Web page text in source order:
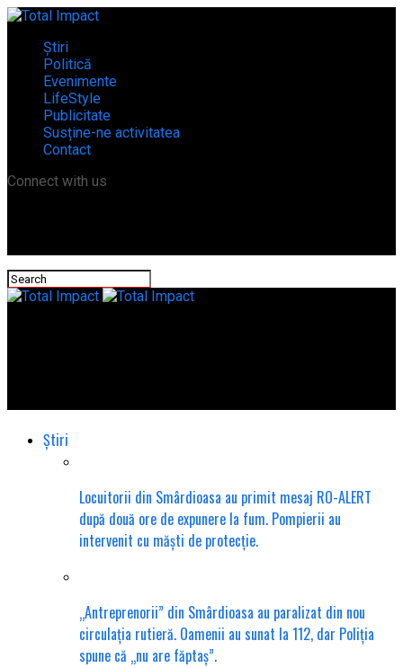
Știri
Politică
Evenimente
LifeStyle
Publicitate
Susține-ne activitatea
Contact
Connect with us
Știri
Locuitorii din Smârdioasa au primit mesaj RO-ALERT
după două ore de expunere la fum. Pompierii au
intervenit cu măști de protecție.
„Antreprenorii” din Smârdioasa au paralizat din nou
circulația rutieră. Oamenii au sunat la 112, dar Poliția
spune că „nu are făptaș”.